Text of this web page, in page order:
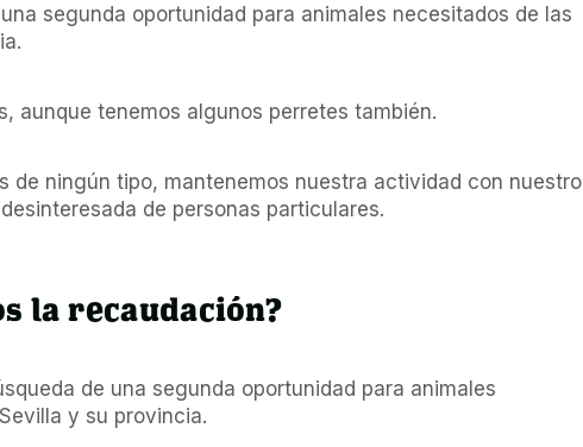
segunda oportunidad para animales necesitados de las
aunque tenemos algunos perretes también.
de ningún tipo, mantenemos nuestra actividad con nuestro
de personas particulares.
la recaudación?
de una segunda oportunidad para animales
y su provincia.